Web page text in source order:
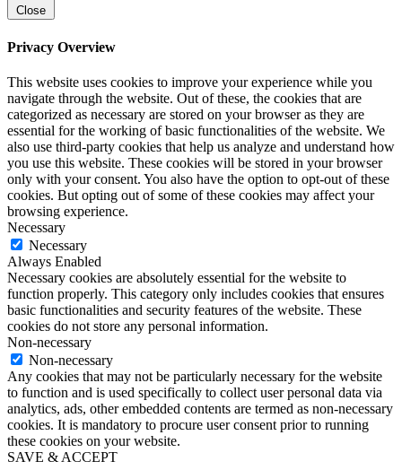
Close
Privacy Overview
This website uses cookies to improve your experience while you
navigate through the website. Out of these, the cookies that are
categorized as necessary are stored on your browser as they are
essential for the working of basic functionalities of the website. We
also use third-party cookies that help us analyze and understand how
you use this website. These cookies will be stored in your browser
only with your consent. You also have the option to opt-out of these
cookies. But opting out of some of these cookies may affect your
browsing experience.
Necessary
Necessary
Always Enabled
Necessary cookies are absolutely essential for the website to
function properly. This category only includes cookies that ensures
basic functionalities and security features of the website. These
cookies do not store any personal information.
Non-necessary
Non-necessary
Any cookies that may not be particularly necessary for the website
to function and is used specifically to collect user personal data via
analytics, ads, other embedded contents are termed as non-necessary
cookies. It is mandatory to procure user consent prior to running
these cookies on your website.
SAVE & ACCEPT